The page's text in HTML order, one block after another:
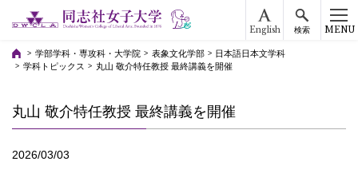
English 検索 MENU
学部学科・専攻科・大学院 表象文化学部
日本語日本文学科
学科トピックス
丸山 敬介特任教授 最終講義を開催
丸山 敬介特任教授 最終講義を開催
2026/03/03